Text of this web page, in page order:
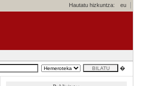
Hautatu hizkuntza:
eu
�